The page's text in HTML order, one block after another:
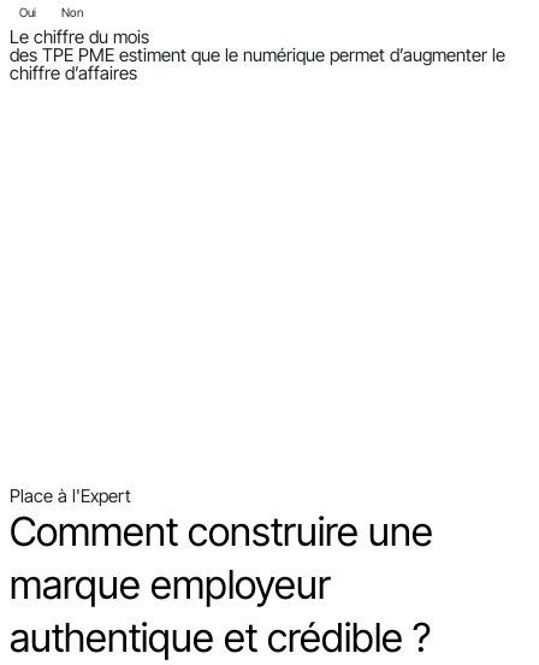
Oui Non
Le chiffre du mois
des TPE PME estiment que le numérique permet d’augmenter le
chiffre d’affaires
Place à l'Expert
Comment construire une
marque employeur
authentique et crédible ?